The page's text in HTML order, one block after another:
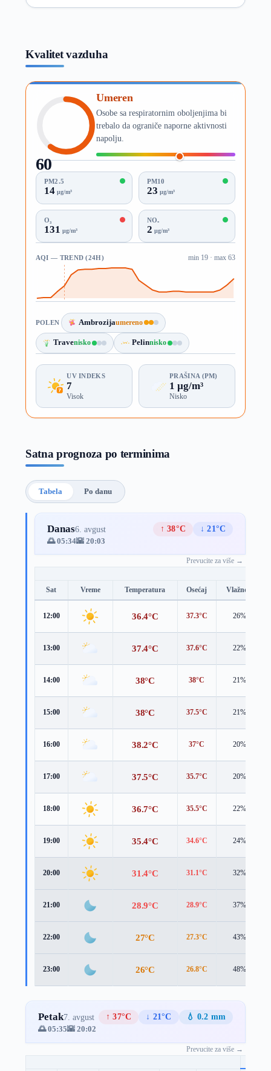
Kvalitet vazduha
60
AQI
Umeren
Osobe sa respiratornim oboljenjima bi
trebalo da ograniče naporne aktivnosti
napolju.
PM2.5
14µg/m³
PM10
23 µg/m³
O₃
131 µg/m³
NO₂
2 µg/m³
AQI — TREND (24H) min 19 · max 63
POLEN Ambrozijaumereno
Travenisko Pelinnisko
UV INDEKS
7
Visok
PRAŠINA (PM)
1 µg/m³
Nisko
Satna prognoza po terminima
Tabela Po danu
Danas6. avgust ↑ 38°C
↓ 21°C
🌅 05:34🌇 20:03
Prevucite za više →
Sat Vreme Temperatura Osećaj Vlažnost
12:00 36.4°C 37.3°C 26%
13:00 37.4°C 37.6°C 22%
14:00 38°C 38°C 21%
15:00 38°C 37.5°C 21%
16:00 38.2°C 37°C 20%
17:00 37.5°C 35.7°C 20%
18:00 36.7°C 35.5°C 22%
19:00 35.4°C 34.6°C 24%
20:00 31.4°C 31.1°C 32%
21:00 28.9°C 28.9°C 37%
22:00 27°C 27.3°C 43%
23:00 26°C 26.8°C 48%
Petak7. avgust ↑ 37°C ↓ 21°C
💧 0.2 mm
🌅 05:35🌇 20:02
Prevucite za više →